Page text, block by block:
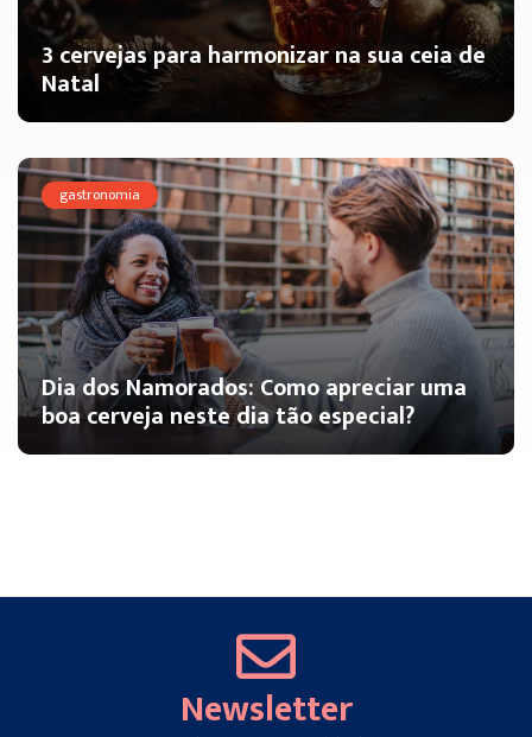
3 cervejas para harmonizar na sua ceia de
Natal
gastronomia
Dia dos Namorados: Como apreciar uma
boa cerveja neste dia tão especial?
Newsletter